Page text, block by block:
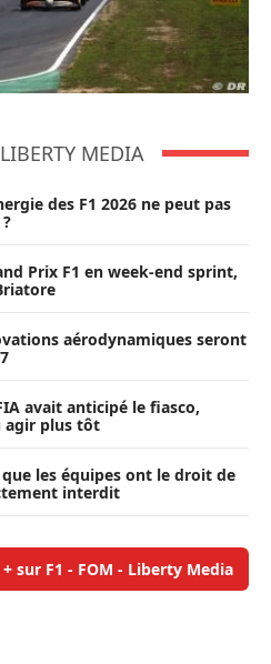
MEDIA
des F1 2026 ne peut pas
Prix F1 en week-end sprint,
aérodynamiques seront
avait anticipé le fiasco,
agir plus tôt
que les équipes ont le droit de
interdit
+ sur F1 - FOM - Liberty Media